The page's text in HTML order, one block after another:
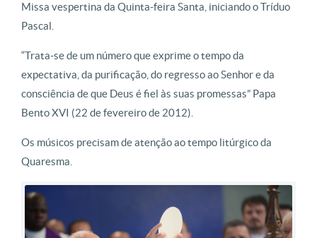
Missa vespertina da Quinta-feira Santa, iniciando o Tríduo
Pascal.
“Trata-se de um número que exprime o tempo da
expectativa, da purificação, do regresso ao Senhor e da
consciência de que Deus é fiel às suas promessas” Papa
Bento XVI (22 de fevereiro de 2012).
Os músicos precisam de atenção ao tempo litúrgico da
Quaresma.